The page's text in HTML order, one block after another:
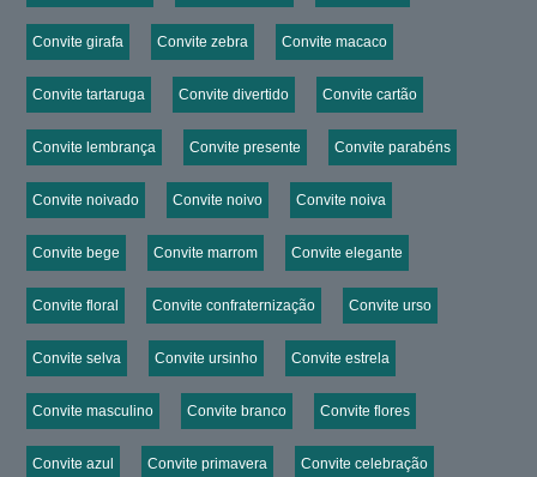
Convite girafa Convite zebra Convite macaco
Convite tartaruga Convite divertido Convite cartão
Convite lembrança Convite presente Convite parabéns
Convite noivado Convite noivo Convite noiva
Convite bege Convite marrom Convite elegante
Convite floral Convite confraternização Convite urso
Convite selva Convite ursinho Convite estrela
Convite masculino Convite branco Convite flores
Convite azul Convite primavera Convite celebração